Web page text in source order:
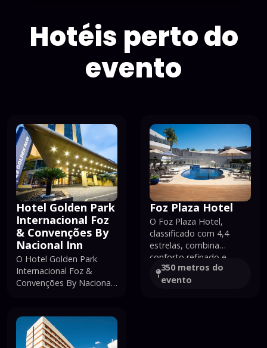
Hotéis pertodo
evento
Hotel Golden Park
Internacional Foz
& Convenções By
Nacional Inn
O Hotel Golden Park
Internacional Foz &
Convenções By Nacional
conforto contemporâneo
e serviços de alto
padrão, ideal para
Foz Plaza Hotel
O Foz Plaza Hotel,
classificado com 4,4
estrelas, combina
conforto refinado e
atendimento profissional,
oferecendo
350 metros do
evento